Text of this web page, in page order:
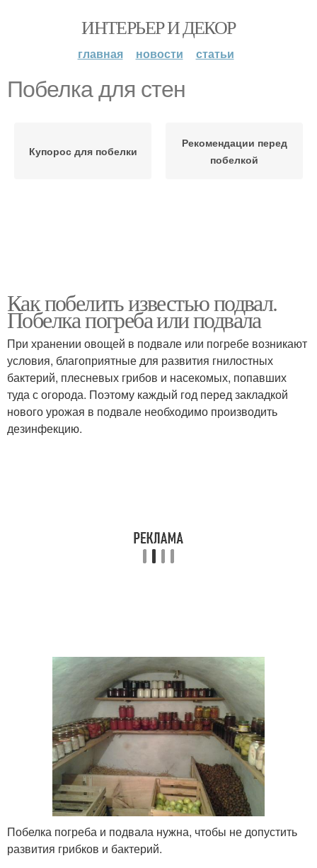
ИНТЕРЬЕР И ДЕКОР
главная новости статьи
Побелка для стен
Купорос для побелки
Рекомендации перед
побелкой
Как побелить известью подвал.
Побелка погреба или подвала
При хранении овощей в подвале или погребе возникают
условия, благоприятные для развития гнилостных
бактерий, плесневых грибов и насекомых, попавших
туда с огорода. Поэтому каждый год перед закладкой
нового урожая в подвале необходимо производить
дезинфекцию.
Побелка погреба и подвала нужна, чтобы не допустить
развития грибков и бактерий.